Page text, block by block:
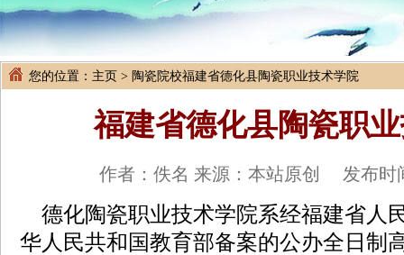
您的位置： 主页 > 陶瓷院校福建省德化县陶瓷职业技术学院
福建省德化县陶瓷职
作者：佚名 来源：本站原创 发布时
德化陶瓷职业技术学院系经福建省人
华人民共和国教育部备案的公办全日制